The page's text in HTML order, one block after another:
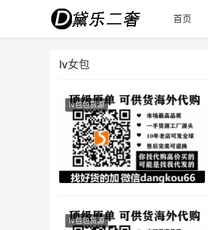
首页
lv女包
lv包包货源
lv包包货源